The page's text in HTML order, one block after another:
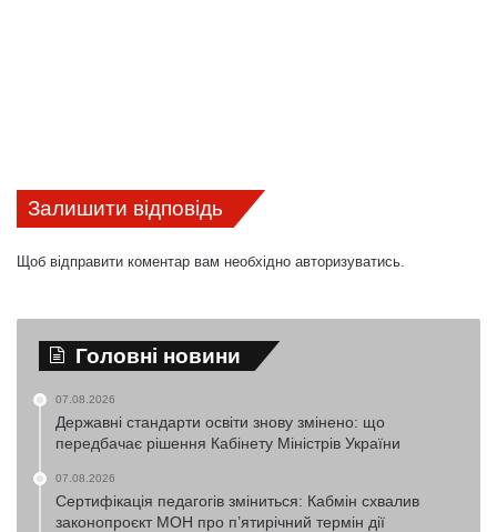
Залишити відповідь
Щоб відправити коментар вам необхідно авторизуватись.
Головні новини
07.08.2026
Державні стандарти освіти знову змінено: що
передбачає рішення Кабінету Міністрів України
07.08.2026
Сертифікація педагогів зміниться: Кабмін схвалив
законопроєкт МОН про п’ятирічний термін дії